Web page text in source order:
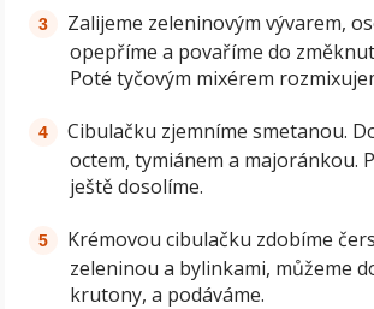
Zalijeme zeleninovým vývarem,
opepříme a povaříme do
Poté tyčovým mixérem
Cibulačku zjemníme smetanou.
octem, tymiánem a majoránkou.
ještě dosolíme.
Krémovou cibulačku zdobíme
zeleninou a bylinkami, můžeme
krutony, a podáváme.